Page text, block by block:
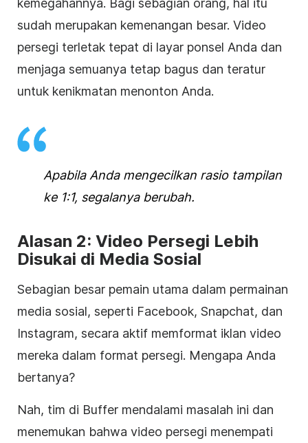
sudah merupakan kemenangan besar. Video
persegi terletak tepat di layar ponsel Anda dan
menjaga semuanya tetap bagus dan teratur
untuk kenikmatan menonton Anda.
Apabila Anda mengecilkan rasio tampilan
ke 1:1, segalanya berubah.
Alasan 2: Video Persegi Lebih
Disukai di Media Sosial
Sebagian besar pemain utama dalam permainan
media sosial, seperti Facebook, Snapchat, dan
Instagram, secara aktif memformat iklan video
mereka dalam format persegi. Mengapa Anda
bertanya?
Nah, tim di Buffer mendalami masalah ini dan
menemukan bahwa video persegi menempati